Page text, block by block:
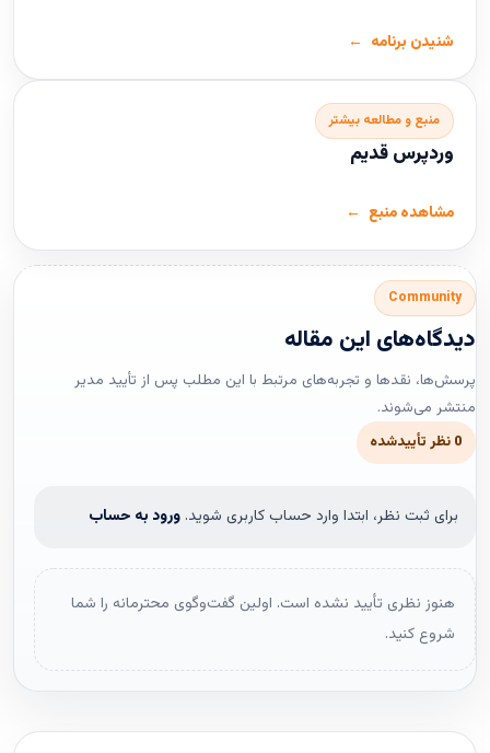
شنیدن برنامه
منبع و مطالعه بیشتر
وردپرس قدیم
مشاهده منبع
Community
دیدگاه‌های این مقاله
پرسش‌ها، نقدها و تجربه‌های مرتبط با این مطلب پس از تأیید مدیر
منتشر می‌شوند.
0 نظر تأییدشده
برای ثبت نظر، ابتدا وارد حساب کاربری شوید. ورود به حساب
هنوز نظری تأیید نشده است. اولین گفت‌وگوی محترمانه را شما
شروع کنید.